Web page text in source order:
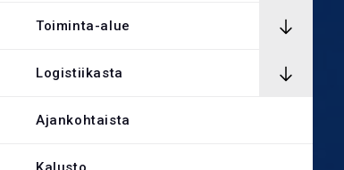
Toiminta-alue
Logistiikasta
Ajankohtaista